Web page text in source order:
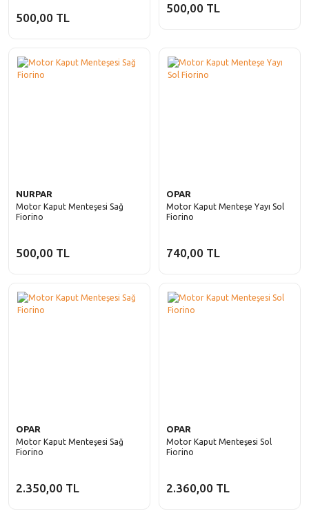
500,00 TL
500,00 TL
NURPAR
Motor Kaput Menteşesi Sağ
Fiorino
500,00 TL
OPAR
Motor Kaput Menteşe Yayı Sol
Fiorino
740,00 TL
OPAR
Motor Kaput Menteşesi Sağ
Fiorino
2.350,00 TL
OPAR
Motor Kaput Menteşesi Sol
Fiorino
2.360,00 TL